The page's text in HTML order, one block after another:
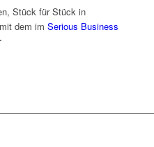
Stück für Stück in
mit dem im Serious Business